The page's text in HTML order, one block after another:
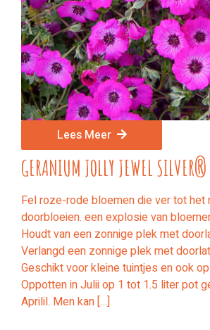
Lees Meer
GERANIUM JOLLY JEWEL SILVER®
Fel roze-rode bloemen die ver tot het
doorbloeien. een explosie van
Houdt van een zonnige plek met
Verlangd een zonnige plek met
Geschikt voor kleine tuintjes en ook
Oppotten in Julii op 1 tot 1.5 liter pot
Aprilil. Men kan […]